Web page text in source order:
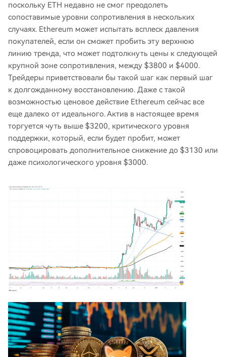
поскольку ETH недавно не смог преодолеть
сопоставимые уровни сопротивления в нескольких
случаях. Ethereum может испытать всплеск давления
покупателей, если он сможет пробить эту верхнюю
линию тренда, что может подтолкнуть цены к следующей
крупной зоне сопротивления, между $3800 и $4000.
Трейдеры приветствовали бы такой шаг как первый шаг
к долгожданному восстановлению. Даже с такой
возможностью ценовое действие Ethereum сейчас все
еще далеко от идеального. Актив в настоящее время
торгуется чуть выше $3200, критического уровня
поддержки, который, если будет пробит, может
спровоцировать дополнительное снижение до $3130 или
даже психологического уровня $3000.